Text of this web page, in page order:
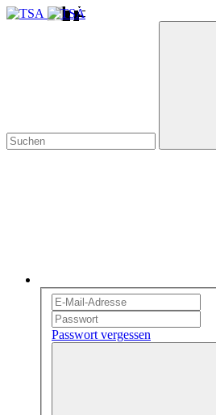
Passwort vergessen